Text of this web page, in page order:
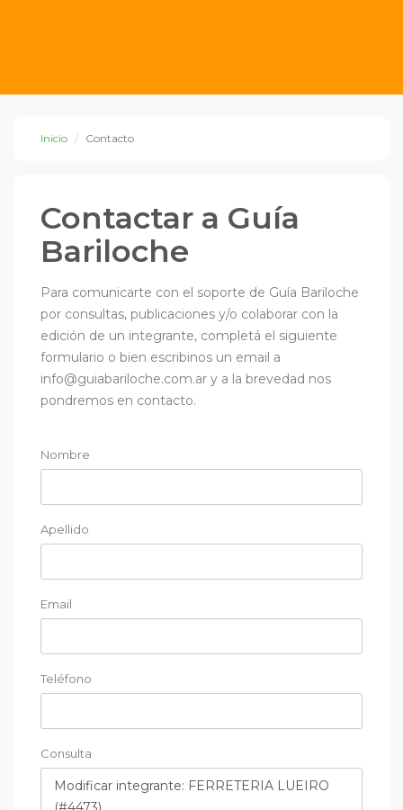
Inicio Contacto
Contactar a Guía
Bariloche
Para comunicarte con el soporte de Guía Bariloche
por consultas, publicaciones y/o colaborar con la
edición de un integrante, completá el siguiente
formulario o bien escribinos un email a
info@guiabariloche.com.ar y a la brevedad nos
pondremos en contacto.
Nombre
Apellido
Email
Teléfono
Consulta